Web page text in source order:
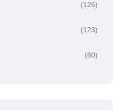
(126)
(123)
(80)